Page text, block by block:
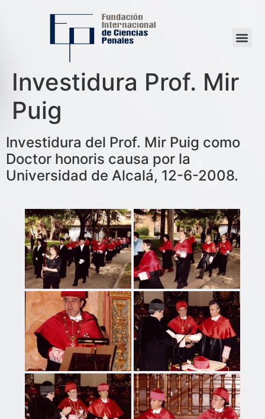
Investidura Prof. Mir
Puig
Investidura del Prof. Mir Puig como
Doctor honoris causa por la
Universidad de Alcalá, 12-6-2008.